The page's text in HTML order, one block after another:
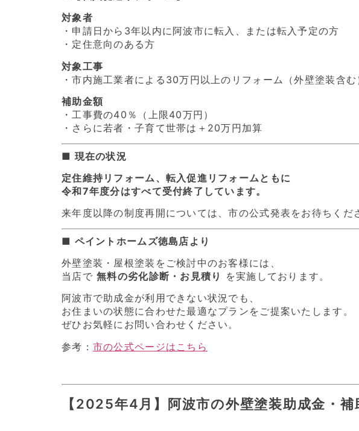
対象者
・申請日から3年以内に阿波市に転入、または転入予定の方
・定住意向のある方
対象工事
・市内施工業者による30万円以上のリフォーム（外壁塗装含む
補助金額
・工事費の40％（上限40万円）
・さらに若者・子育て世帯は＋20万円加算
■ 現在の状況
定住維持リフォーム、転入促進リフォームともに
令和7年度分はすべて受付終了しています。
来年度以降の制度再開については、市の公式発表をお待ちくだ
■ ペイントホームズ徳島店より
外壁塗装・屋根塗装をご検討中のお客様には、
当店で無料の劣化診断・お見積り
を実施しております。
阿波市で助成金が利用できない状況でも、
お住まいの状態に合わせた最適なプランをご提案いたします。
ぜひお気軽にお問い合わせください。
参考： 市の公式ページはこちら
【2025年4月】阿波市の外壁塗装助成金・補